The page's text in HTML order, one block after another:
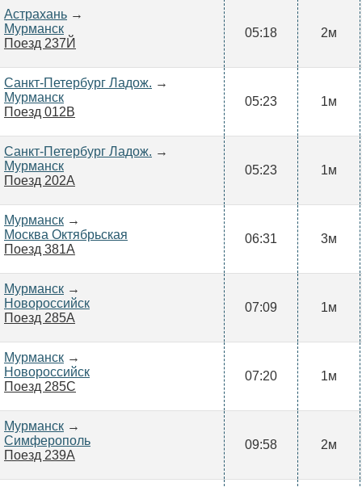
Астрахань →
Мурманск
Поезд 237Й
05:18 2м
Санкт-Петербург Ладож. →
Мурманск
Поезд 012В
05:23 1м
Санкт-Петербург Ладож. →
Мурманск
Поезд 202А
05:23 1м
Мурманск →
Москва Октябрьская
Поезд 381А
06:31 3м
Мурманск →
Новороссийск
Поезд 285А
07:09 1м
Мурманск →
Новороссийск
Поезд 285С
07:20 1м
Мурманск →
Симферополь
Поезд 239А
09:58 2м